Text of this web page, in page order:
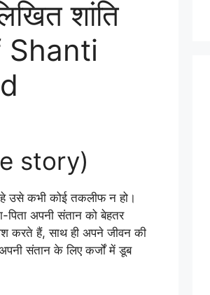
शांति
Shanti
story)
उसे कभी कोई तकलीफ न हो।
पिता अपनी संतान को बेहतर
करते हैं, साथ ही अपने जीवन की
संतान के लिए कर्जों में डूब